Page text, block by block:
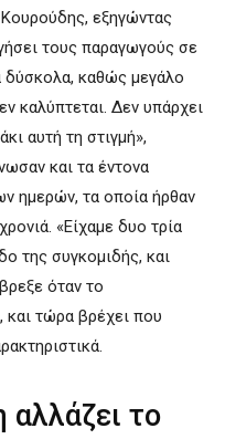
εξηγώντας
τους παραγωγούς σε
δύσκολα, καθώς μεγάλο
καλύπτεται. Δεν υπάρχει
αυτή τη στιγμή»,
και τα έντονα
ημερών, τα οποία ήρθαν
«Είχαμε δυο τρία
της συγκομιδής, και
όταν το
και τώρα βρέχει που
αλλάζει το